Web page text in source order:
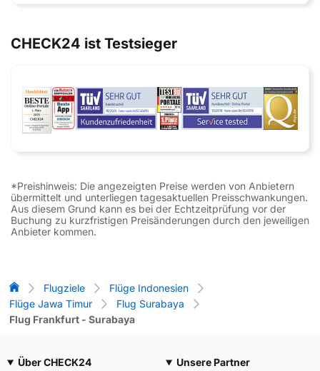
CHECK24 ist Testsieger
*Preishinweis: Die angezeigten Preise werden von Anbietern
übermittelt und unterliegen tagesaktuellen Preisschwankungen.
Aus diesem Grund kann es bei der Echtzeitprüfung vor der
Buchung zu kurzfristigen Preisänderungen durch den jeweiligen
Anbieter kommen.
Flug-Vergleich
Flugziele
Flüge Indonesien
Flüge Jawa Timur
Flug Surabaya
Flug Frankfurt - Surabaya
Über CHECK24
Unsere Partner